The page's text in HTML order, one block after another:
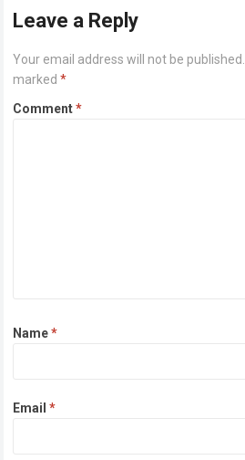
Leave a Reply
Your email address will not be published.
marked*
Comment*
Name*
Email*